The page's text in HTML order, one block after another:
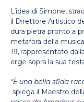
L’idea di Simone,
il Direttore Artistico
dura pietra pronto a
metafora della
19, rappresentato
erge sopra la sua
“È una bella sfida
spiega il Maestro